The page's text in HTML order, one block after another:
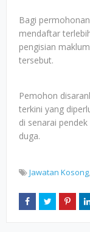
Bagi
mendaftar
pengisian
tersebut.
Pemohon
terkini yang
di senarai
duga.
Jawatan Kosong